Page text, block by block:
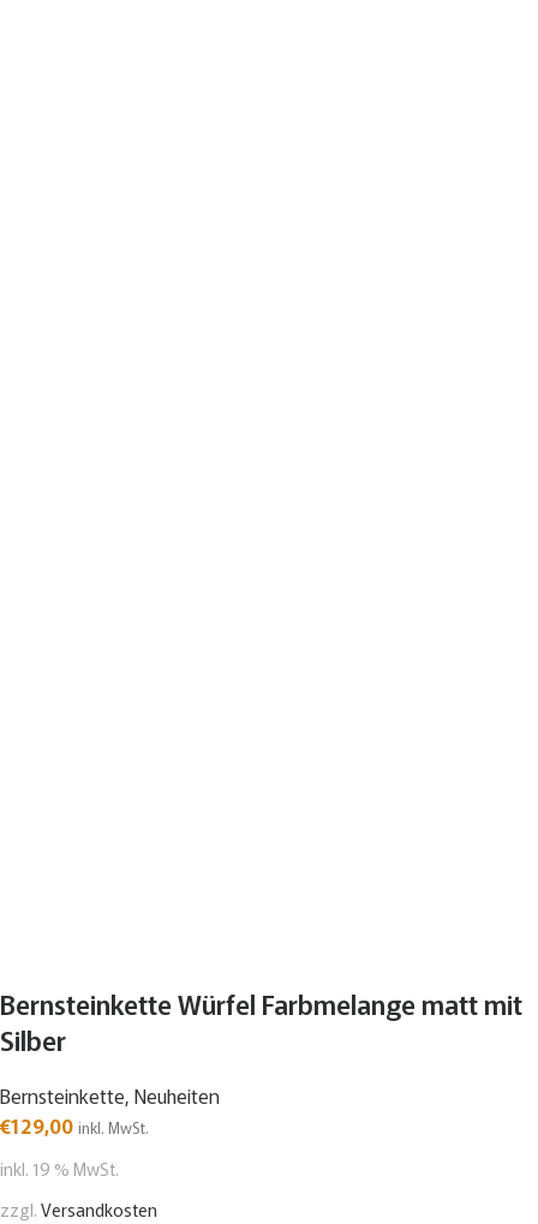
Bernsteinkette Würfel Farbmelange matt mit
Silber
Bernsteinkette, Neuheiten
€129,00 inkl. MwSt.
inkl. 19 % MwSt.
zzgl.Versandkosten